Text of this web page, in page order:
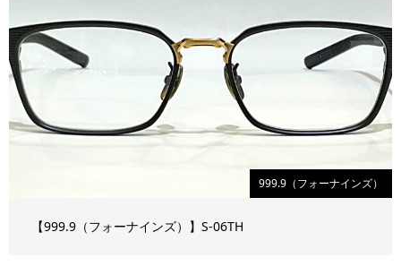
999.9（フォーナインズ）
【999.9（フォーナインズ）】S-06TH